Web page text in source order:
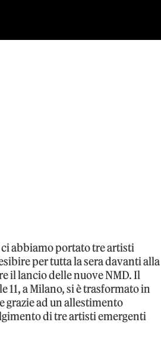
abbiamo portato tre artisti
per tutta la sera davanti alla
il lancio delle nuove NMD. Il
11, a Milano, si è trasformato in
grazie ad un allestimento
di tre artisti emergenti